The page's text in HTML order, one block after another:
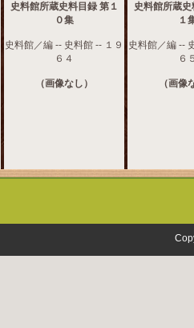
史料館所蔵史料目録 第１
０集
史料館／編 -- 史料館 -- １９
６４
（画像なし）
史料館所蔵史
１
史料館／編 --
６５
（画像